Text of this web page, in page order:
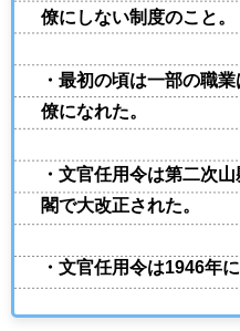
僚にしない制度のこと 。
・最初の頃は一部の職
僚になれた。
・文官任用令は第二次
閣で大改正された。
・文官任用令は1946年